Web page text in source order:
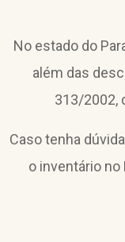
No estado do
além das
313/2002,
Caso tenha
o inventário no